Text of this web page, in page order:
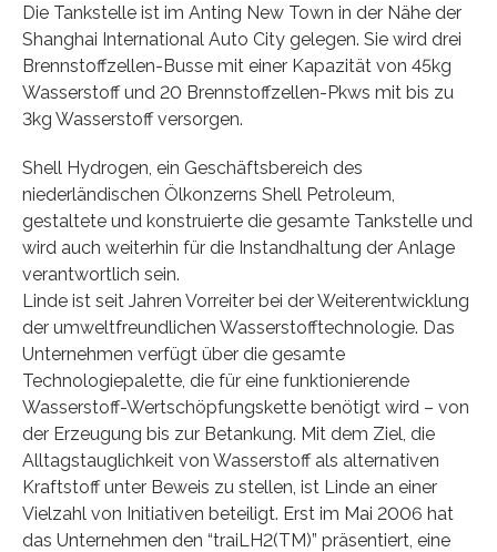
Die Tankstelle ist im Anting New Town in der Nähe der
Shanghai International Auto City gelegen. Sie wird drei
Brennstoffzellen-Busse mit einer Kapazität von 45kg
Wasserstoff und 20 Brennstoffzellen-Pkws mit bis zu
3kg Wasserstoff versorgen.
Shell Hydrogen, ein Geschäftsbereich des
niederländischen Ölkonzerns Shell Petroleum,
gestaltete und konstruierte die gesamte Tankstelle und
wird auch weiterhin für die Instandhaltung der Anlage
verantwortlich sein.
Linde ist seit Jahren Vorreiter bei der Weiterentwicklung
der umweltfreundlichen Wasserstofftechnologie. Das
Unternehmen verfügt über die gesamte
Technologiepalette, die für eine funktionierende
Wasserstoff-Wertschöpfungskette benötigt wird – von
der Erzeugung bis zur Betankung. Mit dem Ziel, die
Alltagstauglichkeit von Wasserstoff als alternativen
Kraftstoff unter Beweis zu stellen, ist Linde an einer
Vielzahl von Initiativen beteiligt. Erst im Mai 2006 hat
das Unternehmen den “traiLH2(TM)” präsentiert, eine